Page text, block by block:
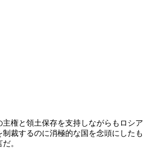
主権と領土保存を支持しながらもロシア
裁するのに消極的な国を念頭にしたも
。